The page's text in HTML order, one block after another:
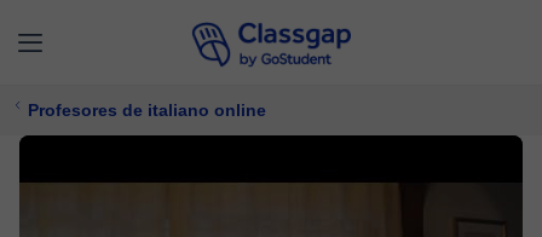
Profesores de italiano online